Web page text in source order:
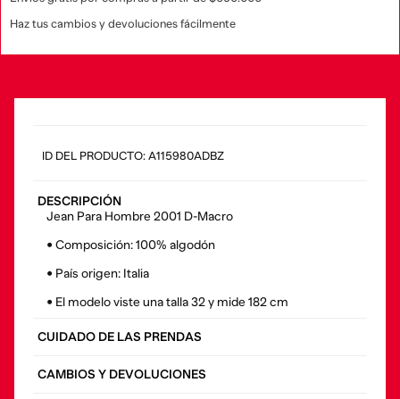
Haz tus cambios y devoluciones fácilmente
: A115980ADBZ
DESCRIPCIÓN
Jean Para Hombre 2001 D-Macro
• Composición: 100% algodón
• País origen: Italia
• El modelo viste una talla 32 y mide 182 cm
CUIDADO DE LAS PRENDAS
CAMBIOS Y DEVOLUCIONES